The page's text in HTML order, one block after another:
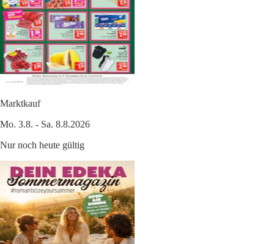
Marktkauf
Mo. 3.8. - Sa. 8.8.2026
Nur noch heute gültig